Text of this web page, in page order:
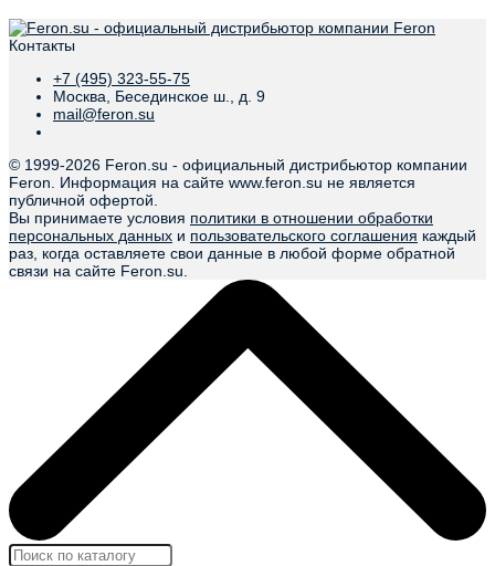
Контакты
+7 (495) 323-55-75
Москва, Бесединское ш., д. 9
mail@feron.su
© 1999-2026 Feron.su - официальный дистрибьютор компании
Feron. Информация на сайте www.feron.su не является
публичной офертой.
Вы принимаете условия политики в отношении обработки
персональных данных и пользовательского соглашения каждый
раз, когда оставляете свои данные в любой форме обратной
связи на сайте Feron.su.